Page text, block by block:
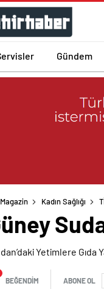
Gündem
Magazin Kadın Sağlığı
BEĞENDİM ABONE OL